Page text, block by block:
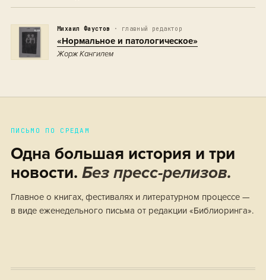
Михаил Фаустов · главный редактор
«Нормальное и патологическое»
Жорж Кангилем
ПИСЬМО ПО СРЕДАМ
Одна большая история и три
новости. Без пресс-релизов.
Главное о книгах, фестивалях и литературном процессе —
в виде еженедельного письма от редакции «Библиоринга».